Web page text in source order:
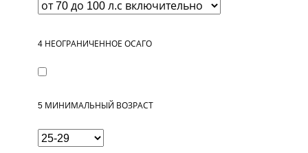
4 НЕОГРАНИЧЕННОЕ ОСАГО
5 МИНИМАЛЬНЫЙ ВОЗРАСТ